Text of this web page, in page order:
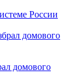
России
домового